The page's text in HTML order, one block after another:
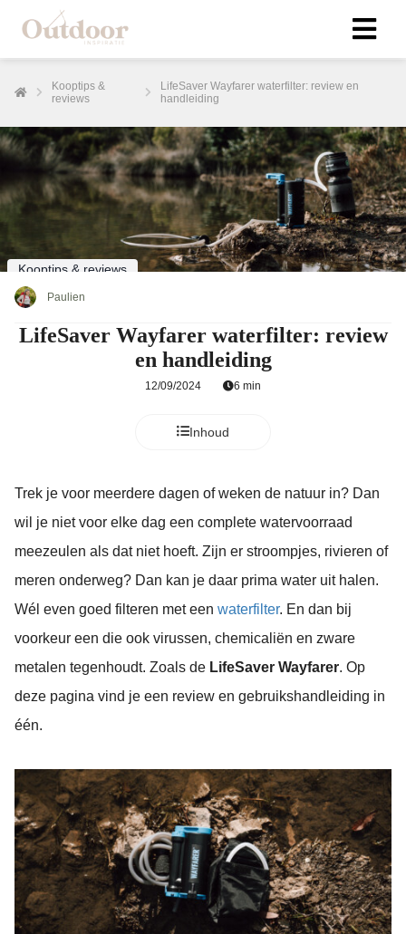
Kooptips &
reviews
LifeSaver Wayfarer waterfilter: review en
handleiding
Kooptips & reviews
Paulien
LifeSaver Wayfarer waterfilter: review
en handleiding
12/09/2024 6 min
Inhoud
Trek je voor meerdere dagen of weken de natuur in? Dan
wil je niet voor elke dag een complete watervoorraad
meezeulen als dat niet hoeft. Zijn er stroompjes, rivieren of
meren onderweg? Dan kan je daar prima water uit halen.
Wél even goed filteren met een waterfilter. En dan bij
voorkeur een die ook virussen, chemicaliën en zware
metalen tegenhoudt. Zoals de LifeSaver Wayfarer. Op
deze pagina vind je een review en gebruikshandleiding in
één.
zijn
te
worden
te
over
op
gebruikt
te
de
Hierdoor
website-